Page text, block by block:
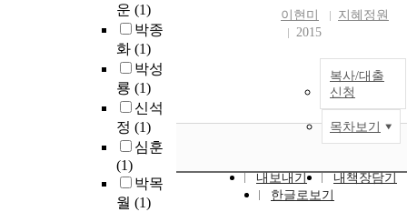
운 (1)
박종
화 (1)
박성
룡 (1)
신석
정 (1)
심훈
(1)
박목
월 (1)
이현미
지혜정원
2015
복사/대출
신청
목차보기
내보내기
내책장담기
한글로보기